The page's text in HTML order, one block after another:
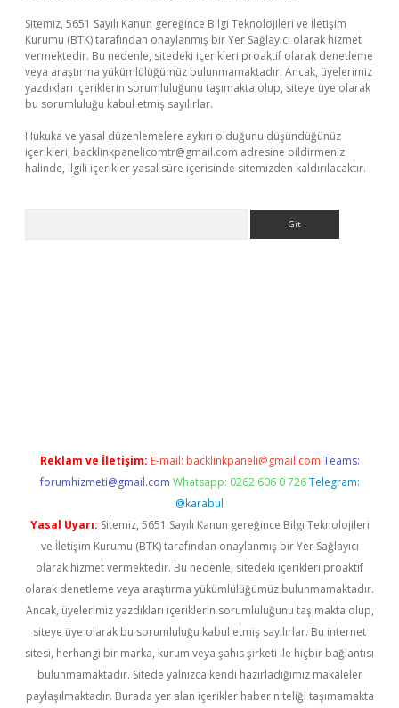
Sitemiz, 5651 Sayılı Kanun gereğince Bilgi Teknolojileri ve İletişim
Kurumu (BTK) tarafından onaylanmış bir Yer Sağlayıcı olarak hizmet
vermektedir. Bu nedenle, sitedeki içerikleri proaktif olarak denetleme
veya araştırma yükümlülüğümüz bulunmamaktadır. Ancak, üyelerimiz
yazdıkları içeriklerin sorumluluğunu taşımakta olup, siteye üye olarak
bu sorumluluğu kabul etmiş sayılırlar.
Hukuka ve yasal düzenlemelere aykırı olduğunu düşündüğünüz
içerikleri, backlinkpanelicomtr@gmail.com adresine bildirmeniz
halinde, ilgili içerikler yasal süre içerisinde sitemizden kaldırılacaktır.
Reklam ve İletişim: E-mail: backlinkpaneli@gmail.com Teams:
forumhizmeti@gmail.com Whatsapp: 0262 606 0 726 Telegram:
@karabul
Yasal Uyarı: Sitemiz, 5651 Sayılı Kanun gereğince Bilgi Teknolojileri
ve İletişim Kurumu (BTK) tarafından onaylanmış bir Yer Sağlayıcı
olarak hizmet vermektedir. Bu nedenle, sitedeki içerikleri proaktif
olarak denetleme veya araştırma yükümlülüğümüz bulunmamaktadır.
Ancak, üyelerimiz yazdıkları içeriklerin sorumluluğunu taşımakta olup,
siteye üye olarak bu sorumluluğu kabul etmiş sayılırlar. Bu internet
sitesi, herhangi bir marka, kurum veya şahıs şirketi ile hiçbir bağlantısı
bulunmamaktadır. Sitede yalnızca kendi hazırladığımız makaleler
paylaşılmaktadır. Burada yer alan içerikler haber niteliği taşımamakta